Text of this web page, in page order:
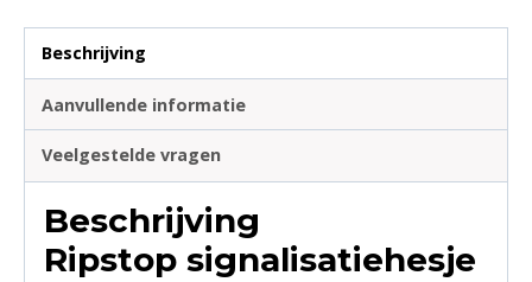
Beschrijving
Aanvullende informatie
Veelgestelde vragen
Beschrijving
Ripstop signalisatiehesje